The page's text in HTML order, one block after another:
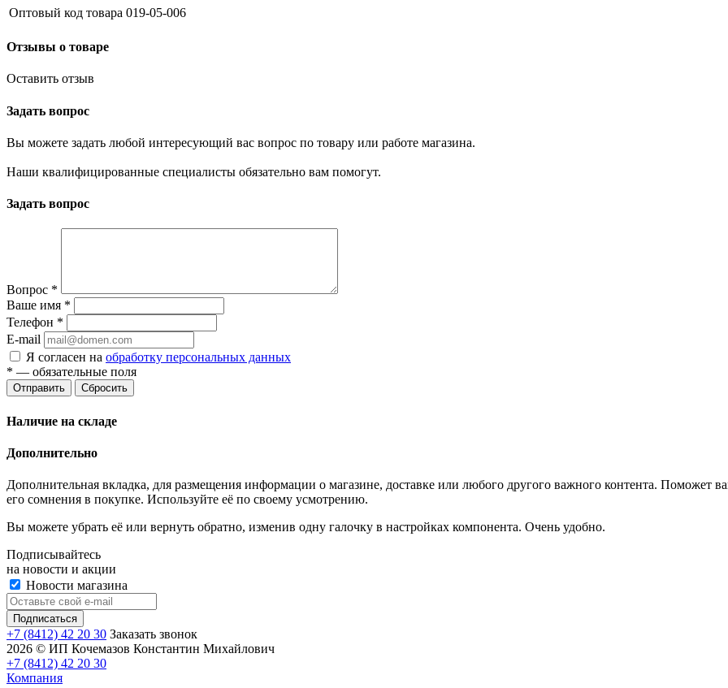
Оптовый код товара 019-05-006
Отзывы о товаре
Оставить отзыв
Задать вопрос
Вы можете задать любой интересующий вас вопрос по товару или работе магазина.
Наши квалифицированные специалисты обязательно вам помогут.
Задать вопрос
Вопрос *
Ваше имя *
Телефон *
E-mail
Я согласен на обработку персональных данных
* — обязательные поля
Отправить Сбросить
Наличие на складе
Дополнительно
Дополнительная вкладка, для размещения информации о магазине, доставке или любого другого важного контента. Поможет
его сомнения в покупке. Используйте её по своему усмотрению.
Вы можете убрать её или вернуть обратно, изменив одну галочку в настройках компонента. Очень удобно.
Подписывайтесь
на новости и акции
Новости магазина
+7 (8412) 42 20 30 Заказать звонок
2026 © ИП Кочемазов Константин Михайлович
+7 (8412) 42 20 30
Компания